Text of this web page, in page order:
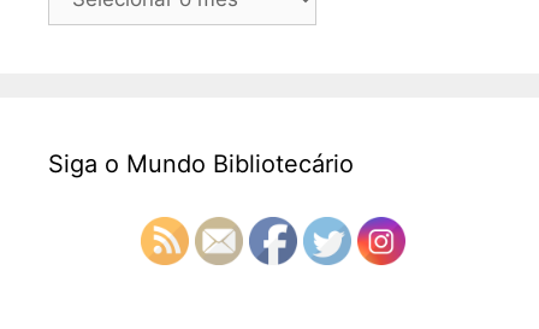
Siga o Mundo Bibliotecário